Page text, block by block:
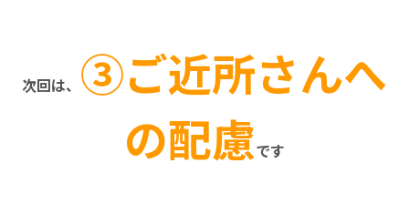
次回は、 ③ご近所さんへ
の配慮です